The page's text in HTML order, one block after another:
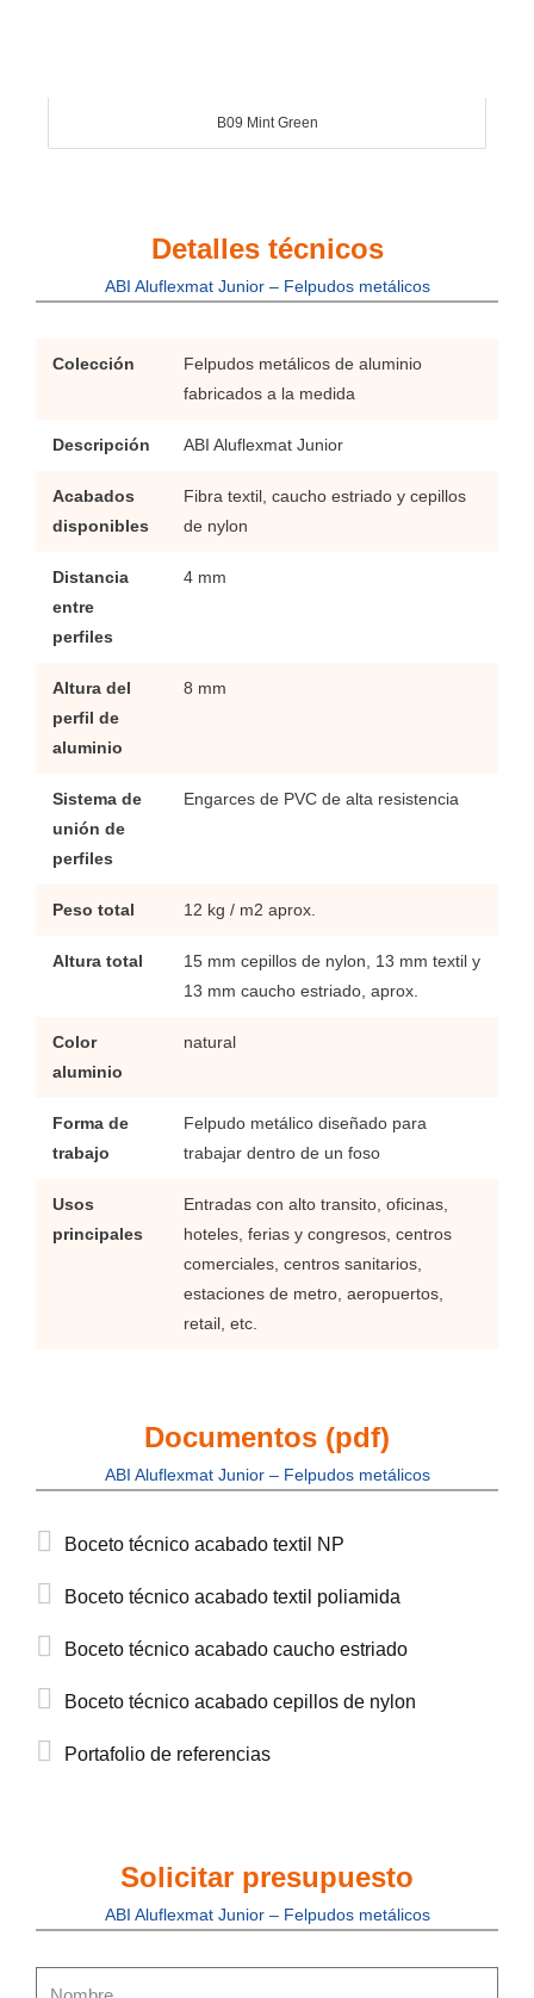
B09 Mint Green
Detalles técnicos
ABI Aluflexmat Junior – Felpudos metálicos
Colección
Felpudos metálicos de aluminio
fabricados a la medida
Descripción ABI Aluflexmat Junior
Acabados
disponibles
Fibra textil, caucho estriado y cepillos
de nylon
Distancia
entre
perfiles
4 mm
Altura del
perfil de
aluminio
8 mm
Sistema de
unión de
perfiles
Engarces de PVC de alta resistencia
Peso total 12 kg / m2 aprox.
Altura total
15 mm cepillos de nylon, 13 mm textil y
13 mm caucho estriado, aprox.
Color
aluminio
natural
Forma de
trabajo
Felpudo metálico diseñado para
trabajar dentro de un foso
Usos
principales
Entradas con alto transito, oficinas,
hoteles, ferias y congresos, centros
comerciales, centros sanitarios,
estaciones de metro, aeropuertos,
retail, etc.
Documentos (pdf)
ABI Aluflexmat Junior – Felpudos metálicos
Boceto técnico acabado textil NP
Boceto técnico acabado textil poliamida
Boceto técnico acabado caucho estriado
Boceto técnico acabado cepillos de nylon
Portafolio de referencias
Solicitar presupuesto
ABI Aluflexmat Junior – Felpudos metálicos